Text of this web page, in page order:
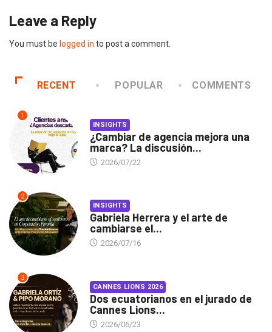
Leave a Reply
You must be logged in to post a comment.
RECENT POPULAR COMMENTS
1
INSIGHTS
¿Cambiar de agencia mejora una
marca? La discusión...
2026/07/22
2
INSIGHTS
Gabriela Herrera y el arte de
cambiarse el...
2026/07/16
3
CANNES LIONS 2026
Dos ecuatorianos en el jurado de
Cannes Lions...
2026/06/23